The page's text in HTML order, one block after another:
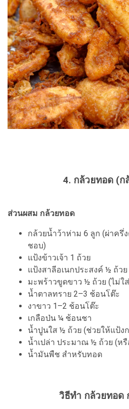
4. กล้วยทอด (ก
ส่วนผสม กล้วยทอด
กล้วยน้ำว้าห่าม 6 ลูก (ผ่าครึ่
ชอบ)
แป้งข้าวเจ้า 1 ถ้วย
แป้งสาลีอเนกประสงค์ ½ ถ้วย
มะพร้าวขูดขาว ½ ถ้วย (ไม่
น้ำตาลทราย 2–3 ช้อนโต๊ะ
งาขาว 1–2 ช้อนโต๊ะ
เกลือป่น ¼ ช้อนชา
น้ำปูนใส ½ ถ้วย (ช่วยให้แป้ง
น้ำเปล่า ประมาณ ½ ถ้วย (ห
น้ำมันพืช สำหรับทอด
วิธีทำ กล้วยทอด